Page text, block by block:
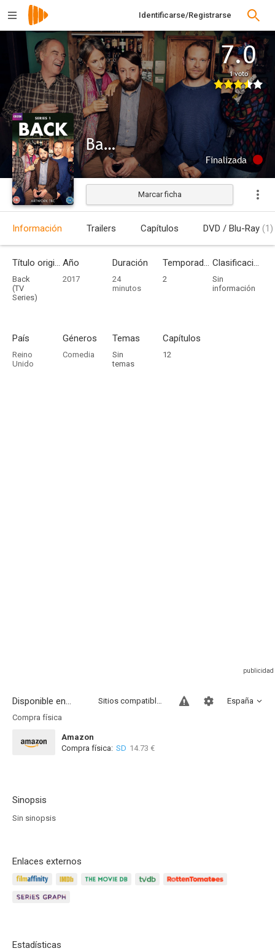
Identificarse/Registrarse
7.0
1 voto
Back
Finalizada
Marcar ficha
Información Trailers Capítulos DVD / Blu-Ray (1)
Título original
Back
(TV
Series)
Año
2017
Duración
24
minutos
Temporadas
2
Clasificación por edades
Sin
información
País
Reino
Unido
Géneros
Comedia
Temas
Sin
temas
Capítulos
12
Disponible en... España
Sitios compatibles
Compra física
Amazon
Compra física: SD 14.73 €
Sinopsis
Sin sinopsis
Enlaces externos
Estadísticas